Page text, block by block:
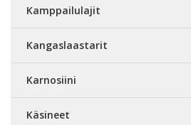
Kamppailulajit
Kangaslaastarit
Karnosiini
Käsineet